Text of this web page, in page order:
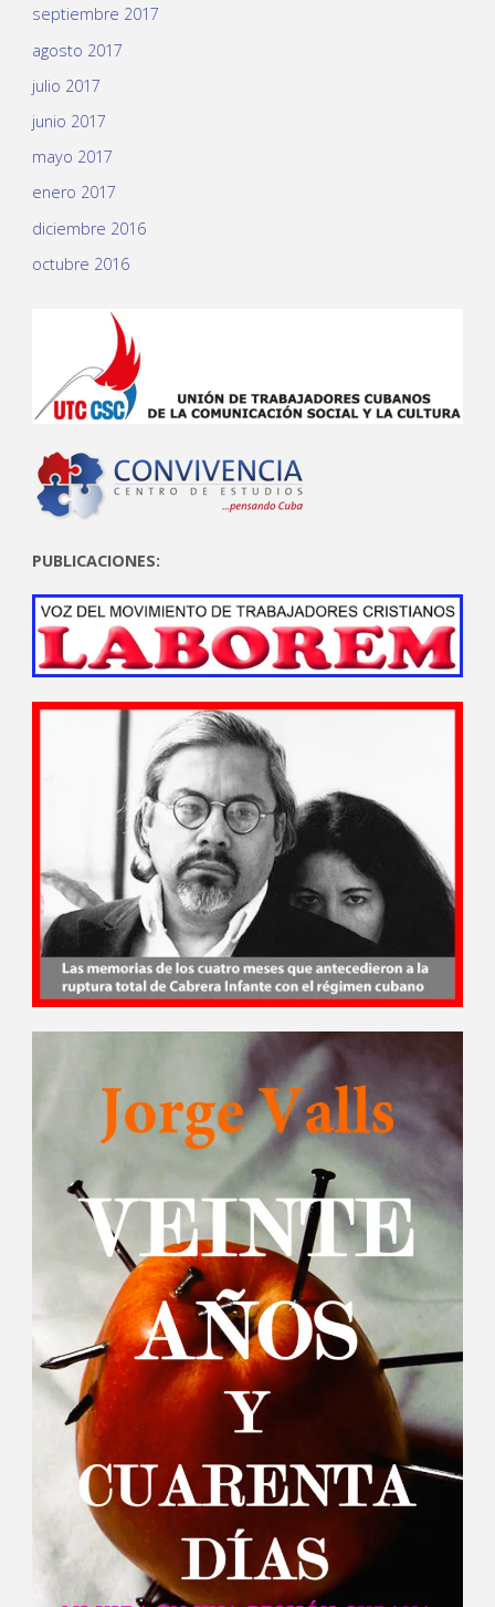
septiembre 2017
agosto 2017
julio 2017
junio 2017
mayo 2017
enero 2017
diciembre 2016
octubre 2016
PUBLICACIONES: